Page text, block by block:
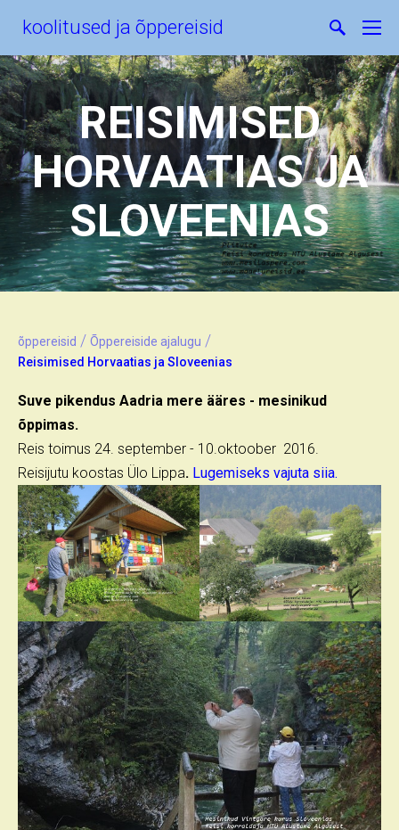
koolitused ja õppereisid
REISIMISED
HORVAATIAS JA
SLOVEENIAS
õppereisid / Õppereiside ajalugu /
Reisimised Horvaatias ja Sloveenias
Suve pikendus Aadria mere ääres - mesinikud
õppimas.
Reis toimus 24. september - 10.oktoober 2016.
Reisijutu koostas Ülo Lippa. Lugemiseks vajuta siia.